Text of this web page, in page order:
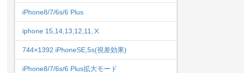
iPhone8/7/6s/6 Plus
iphone 15,14,13,12,11,Ⅹ
744×1392 iPhoneSE,5s(視差効果)
iPhone8/7/6s/6 Plus拡大モード